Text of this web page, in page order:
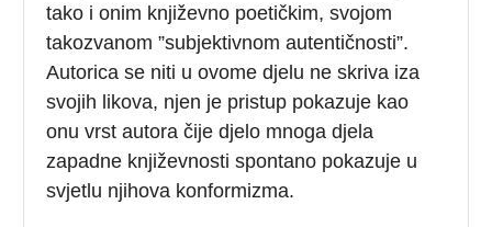
tako i onim književno poetičkim, svojom
takozvanom ”subjektivnom autentičnosti”.
Autorica se niti u ovome djelu ne skriva iza
svojih likova, njen je pristup pokazuje kao
onu vrst autora čije djelo mnoga djela
zapadne književnosti spontano pokazuje u
svjetlu njihova konformizma.